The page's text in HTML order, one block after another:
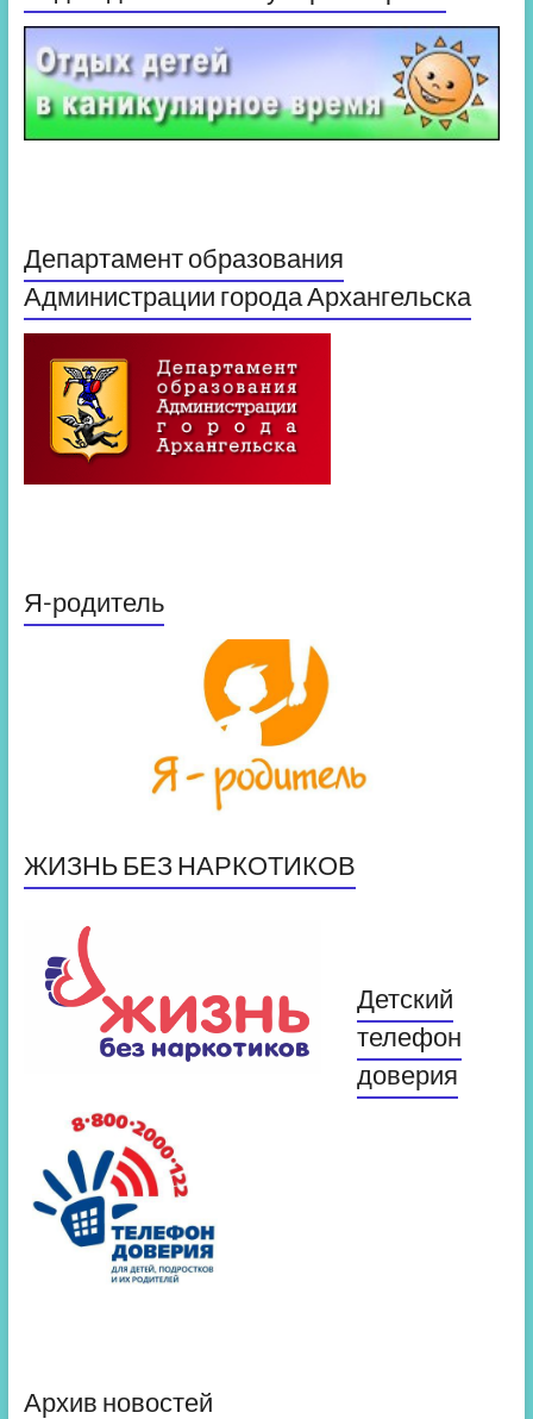
Департамент образования
Администрации города Архангельска
Я-родитель
ЖИЗНЬ БЕЗ НАРКОТИКОВ
Детский
телефон
доверия
Архив новостей